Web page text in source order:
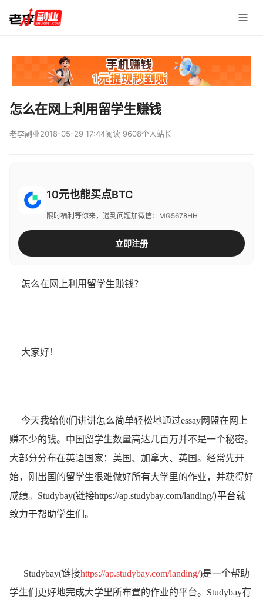
怎么在网上利用留学生赚钱
老李副业2018-05-29 17:44阅读 9608个人站长
10元也能买点BTC
限时福利等你来，遇到问题加微信：MG5678HH
立即注册
怎么在网上利用留学生赚钱？
大家好！
今天我给你们讲讲怎么简单轻松地通过essay网盟在网上
赚不少的钱。中国留学生数量高达几百万并不是一个秘密。
大部分分布在英语国家：美国、加拿大、英国。经常先开
始，刚出国的留学生很难做好所有大学里的作业，并获得好
成绩。Studybay(链接https://ap.studybay.com/landing/)平台就
致力于帮助学生们。
Studybay(链接https://ap.studybay.com/landing/)是一个帮助
学生们更好地完成大学里所布置的作业的平台。Studybay有